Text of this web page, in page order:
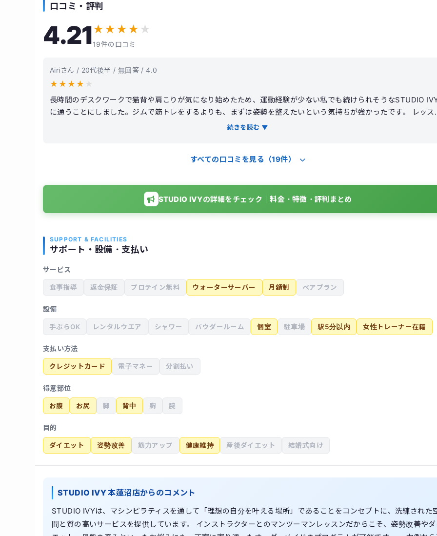
口コミ・評判
4.21★★★★ ★
19件の口コミ
Airiさん / 20代後半 / 無回答 / 4.0
★ ★ ★ ★ ★
長時間のデスクワークで猫背や肩こりが気になり始めたため、運動経験が少ない私でも続けられそうなSTUDIO
に通うことにしました。ジムで筋トレをするよりも、まずは姿勢を整えたいという気持ちが強かったです。 レッスン
ではマシンピラティスを中心に行い、自分では気づかなかった身体のクセや左右差を丁寧に教えてもらえました。
り、姿勢が良くなったと周囲から言われるようになりました。体重は大きく変わりませんでしたが、写真で見ると
続きを読む ▼
すべての口コミを見る（19件）
STUDIO IVYの詳細をチェック｜料金・特徴・評判まとめ
SUPPORT & FACILITIES
サポート・設備・支払い
サービス
食事指導 返金保証 プロテイン無料 ウォーターサーバー 月額制 ペアプラン
設備
手ぶらOK レンタルウエア シャワー パウダールーム 個室 駐車場 駅5分以内 女性トレーナー在籍
支払い方法
クレジットカード 電子マネー 分割払い
得意部位
お腹 お尻 脚 背中 胸 腕
目的
ダイエット 姿勢改善 筋力アップ 健康維持 産後ダイエット 結婚式向け
STUDIO IVY 本蓮沼店からのコメント
STUDIO IVYは、マシンピラティスを通して「理想の自分を叶える場所」であることをコンセプトに、洗練された
間と質の高いサービスを提供しています。 インストラクターとのマンツーマンレッスンだからこそ、姿勢改善や